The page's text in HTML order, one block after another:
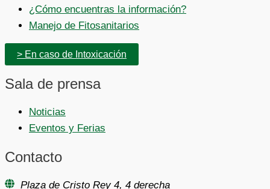
¿Cómo encuentras la información?
Manejo de Fitosanitarios
> En caso de Intoxicación
Sala de prensa
Noticias
Eventos y Ferias
Contacto
Plaza de Cristo Rey 4, 4 derecha